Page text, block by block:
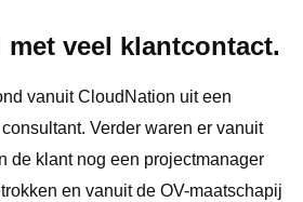
met veel klantcontact.
vanuit CloudNation uit een
Verder waren er vanuit
de klant nog een projectmanager
en vanuit de OV-maatschapij